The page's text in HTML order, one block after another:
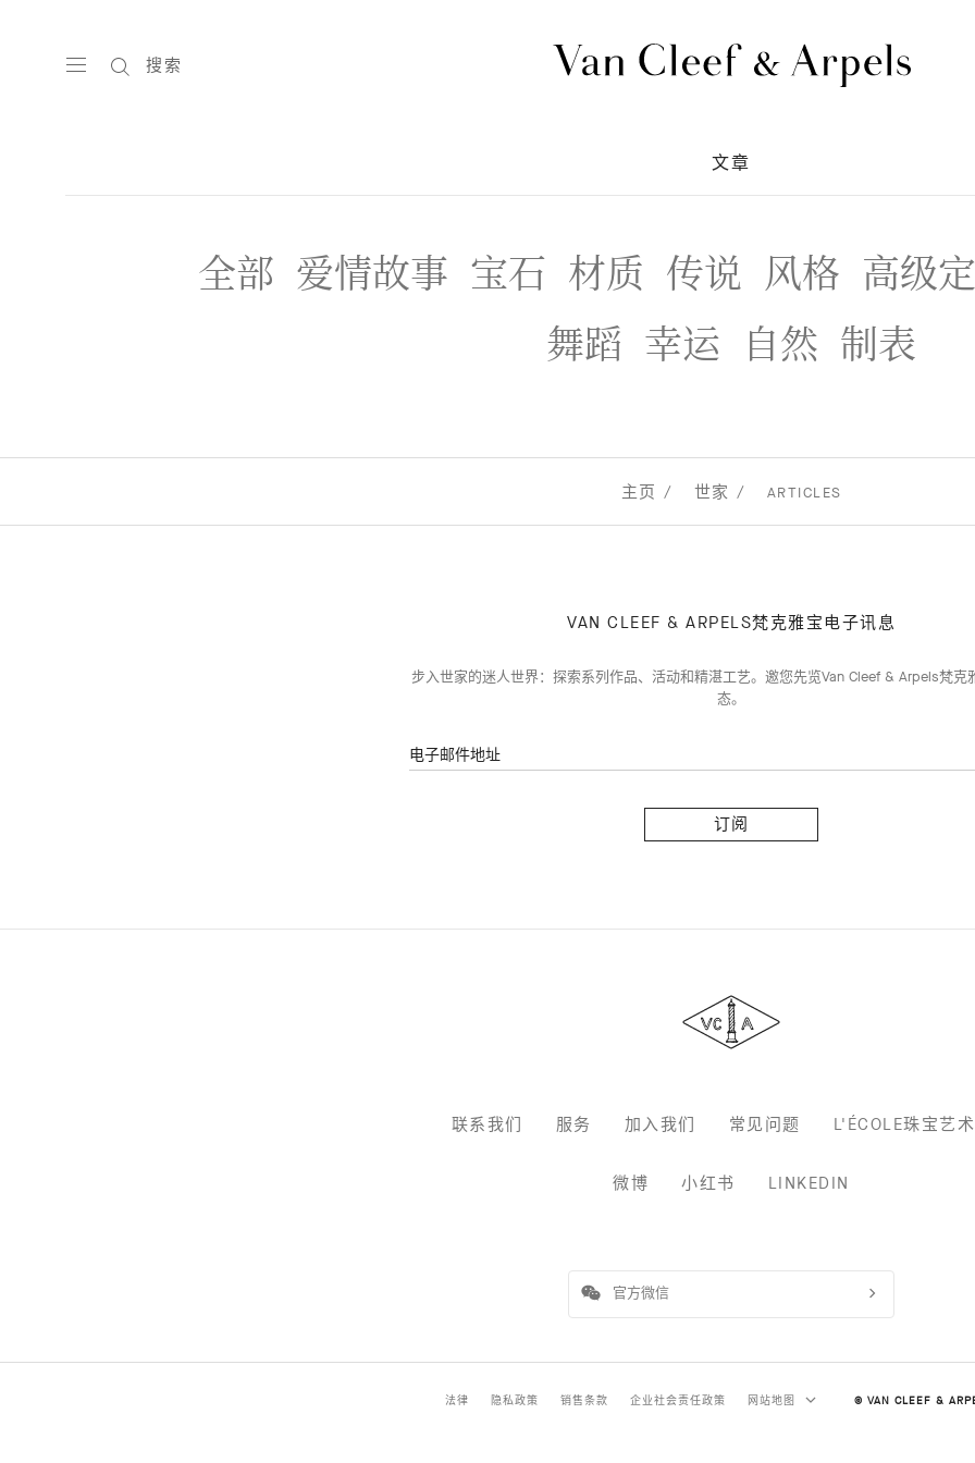
搜索
Arpels
梵
宝
文章
全部 爱情故事 宝石 材质 传说 风格 高级
舞蹈 幸运 自然 制表
主页 世家 ARTICLES
VAN CLEEF & ARPELS梵克雅宝电子讯息
步入世家的迷人世界：探索系列作品、活动和精湛工艺。邀您先览Van Cleef & Arpels梵克
态。
电子邮件地址
阅
Arpels
梵
宝
联系我们 服务 加入我们 常见问题 L'ÉCOLE珠宝艺
微博 小红书 LINKEDIN
官方微信
法律 隐私政策 销售条款 企业社会责任政策 网站地图 © VAN CLEEF &